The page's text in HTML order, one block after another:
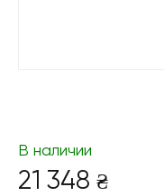
В наличии
21 348 ₴